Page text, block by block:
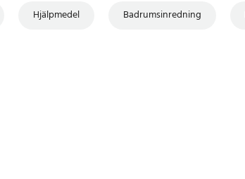
Hjälpmedel Badrumsinredning